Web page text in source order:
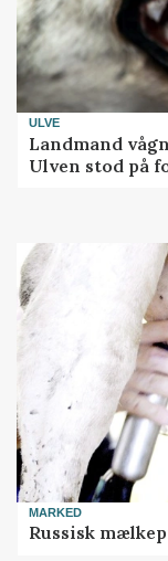
ULVE
Landmand
Ulven stod på
MARKED
Russisk